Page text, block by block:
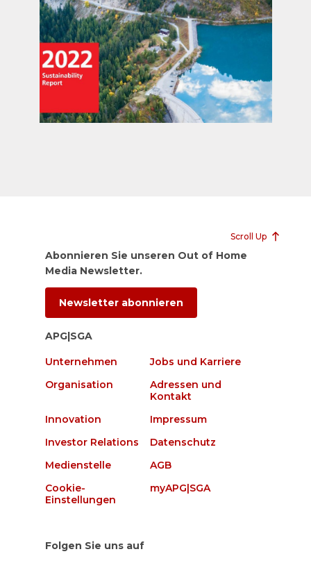
Scroll Up
Abonnieren Sie unseren Out of Home
Media Newsletter.
Newsletter abonnieren
APG|SGA
Unternehmen
Jobs und Karriere
Organisation
Adressen und
Kontakt
Innovation
Impressum
Investor Relations
Datenschutz
Medienstelle
AGB
Cookie-
Einstellungen
myAPG|SGA
Folgen Sie uns auf